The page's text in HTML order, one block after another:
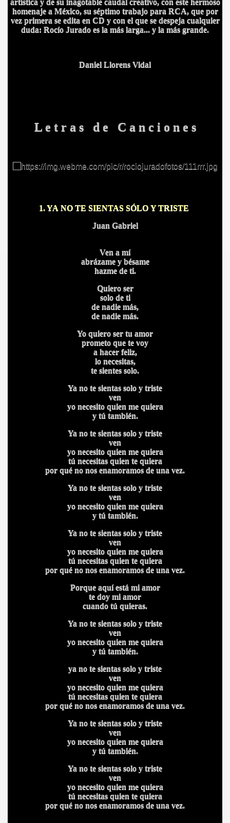
artística y de su inagotable caudal creativo, con este hermoso
homenaje a México, su séptimo trabajo para RCA, que por
vez primera se edita en CD y con el que se despeja cualquier
duda: Rocío Jurado es la más larga... y la más grande.
Daniel Llorens Vidal
L e t r a s d e C a n c i o n e s
1. YA NO TE SIENTAS SÓLO Y TRISTE
Juan Gabriel
Ven a mí
abrázame y bésame
hazme de ti.
Quiero ser
solo de ti
de nadie más,
de nadie más.
Yo quiero ser tu amor
prometo que te voy
a hacer feliz,
lo necesitas,
te sientes solo.
Ya no te sientas solo y triste
ven
yo necesito quien me quiera
y tú también.
Ya no te sientas solo y triste
ven
yo necesito quien me quiera
tú necesitas quien te quiera
por qué no nos enamoramos de una vez.
Ya no te sientas solo y triste
ven
yo necesito quien me quiera
y tú también.
Ya no te sientas solo y triste
ven
yo necesito quien me quiera
tú necesitas quien te quiera
por qué no nos enamoramos de una vez.
Porque aquí está mi amor
te doy mi amor
cuando tú quieras.
Ya no te sientas solo y triste
ven
yo necesito quien me quiera
y tú también.
ya no te sientas solo y triste
ven
yo necesito quien me quiera
tú necesitas quien te quiera
por qué no nos enamoramos de una vez.
Ya no te sientas solo y triste
ven
yo necesito quien me quiera
y tú también.
Ya no te sientas solo y triste
ven
yo necesito quien me quiera
tú necesitas quien te quiera
por qué no nos enamoramos de una vez.